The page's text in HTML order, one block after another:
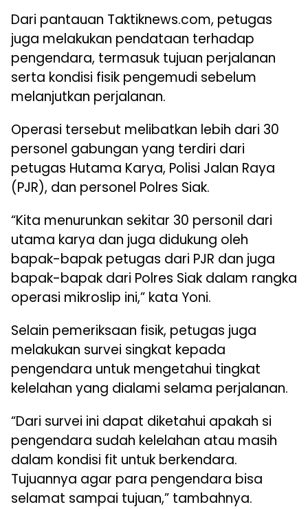
Dari pantauan Taktiknews.com, petugas
juga melakukan pendataan terhadap
pengendara, termasuk tujuan perjalanan
serta kondisi fisik pengemudi sebelum
melanjutkan perjalanan.
Operasi tersebut melibatkan lebih dari 30
personel gabungan yang terdiri dari
petugas Hutama Karya, Polisi Jalan Raya
(PJR), dan personel Polres Siak.
“Kita menurunkan sekitar 30 personil dari
utama karya dan juga didukung oleh
bapak-bapak petugas dari PJR dan juga
bapak-bapak dari Polres Siak dalam rangka
operasi mikroslip ini,” kata Yoni.
Selain pemeriksaan fisik, petugas juga
melakukan survei singkat kepada
pengendara untuk mengetahui tingkat
kelelahan yang dialami selama perjalanan.
“Dari survei ini dapat diketahui apakah si
pengendara sudah kelelahan atau masih
dalam kondisi fit untuk berkendara.
Tujuannya agar para pengendara bisa
selamat sampai tujuan,” tambahnya.